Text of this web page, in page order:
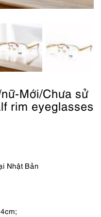
Mới/Chưa sử
rim eyeglasses
Nhật Bản